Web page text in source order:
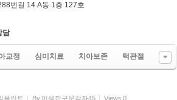
번길 14 A동 1층 127호
담
교정 심미치료 치아보존 턱관절
플란트 By 어색한구운감자45 Views 0